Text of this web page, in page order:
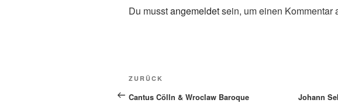
Du musstangemeldetsein, um einen Kommentar
Beitragsnavigation
Vorheriger
Beitrag
ZURÜCK
Cantus Cölln & Wroclaw Baroque
Johann